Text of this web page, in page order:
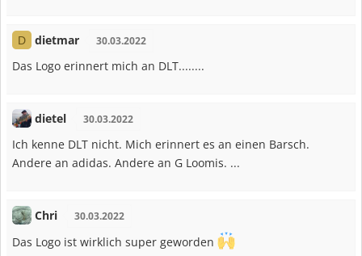
D dietmar 30.03.2022
Das Logo erinnert mich an DLT........
dietel 30.03.2022
Ich kenne DLT nicht. Mich erinnert es an einen Barsch.
Andere an adidas. Andere an G Loomis. ...
Chri 30.03.2022
Das Logo ist wirklich super geworden